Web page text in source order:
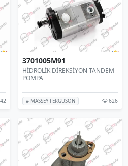
3701005M91
HİDROLİK DİREKSİYON TANDEM
POMPA
# MASSEY FERGUSON 626